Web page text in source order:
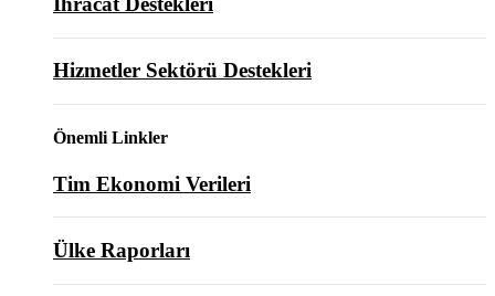
Hizmetler Sektörü Destekleri
Önemli Linkler
Tim Ekonomi Verileri
Ülke Raporları